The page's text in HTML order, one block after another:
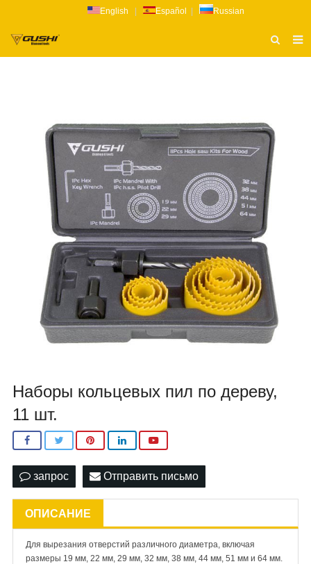
English Español Russian
ПРОДУКТ
НОВОСТИ
КАТАЛОГ
РАССЛЕДОВАНИЕ
СВЯЗАТЬСЯ С НАМИ
Наборы кольцевых пил по дереву,
11 шт.
запрос Отправить письмо
ОПИСАНИЕ
Для вырезания отверстий различного диаметра, включая
размеры 19 мм, 22 мм, 29 мм, 32 мм, 38 мм, 44 мм, 51 мм и 64 мм.